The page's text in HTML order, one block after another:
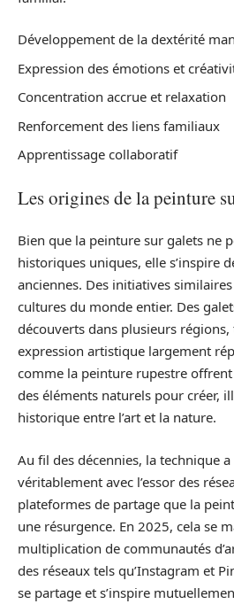
Développement de la dextérité
Expression des émotions et
Concentration accrue et relaxation
Renforcement des liens familiaux
Apprentissage collaboratif
Les origines de la peinture
Bien que la peinture sur galets ne
historiques uniques, elle s’inspire
anciennes. Des initiatives
cultures du monde entier. Des
découverts dans plusieurs régions,
expression artistique largement
comme la peinture rupestre offrent
des éléments naturels pour créer,
historique entre l’art et la nature.
Au fil des décennies, la technique a
véritablement avec l’essor des
plateformes de partage que la
une résurgence. En 2025, cela se
multiplication de communautés
des réseaux tels qu’Instagram et
se partage et s’inspire